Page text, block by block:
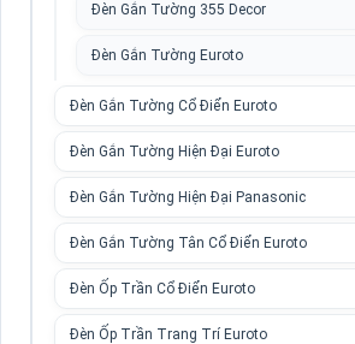
Đèn Gắn Tường 355 Decor
Đèn Gắn Tường Euroto
Đèn Gắn Tường Cổ Điển Euroto
Đèn Gắn Tường Hiện Đại Euroto
Đèn Gắn Tường Hiện Đại Panasonic
Đèn Gắn Tường Tân Cổ Điển Euroto
Đèn Ốp Trần Cổ Điển Euroto
Đèn Ốp Trần Trang Trí Euroto